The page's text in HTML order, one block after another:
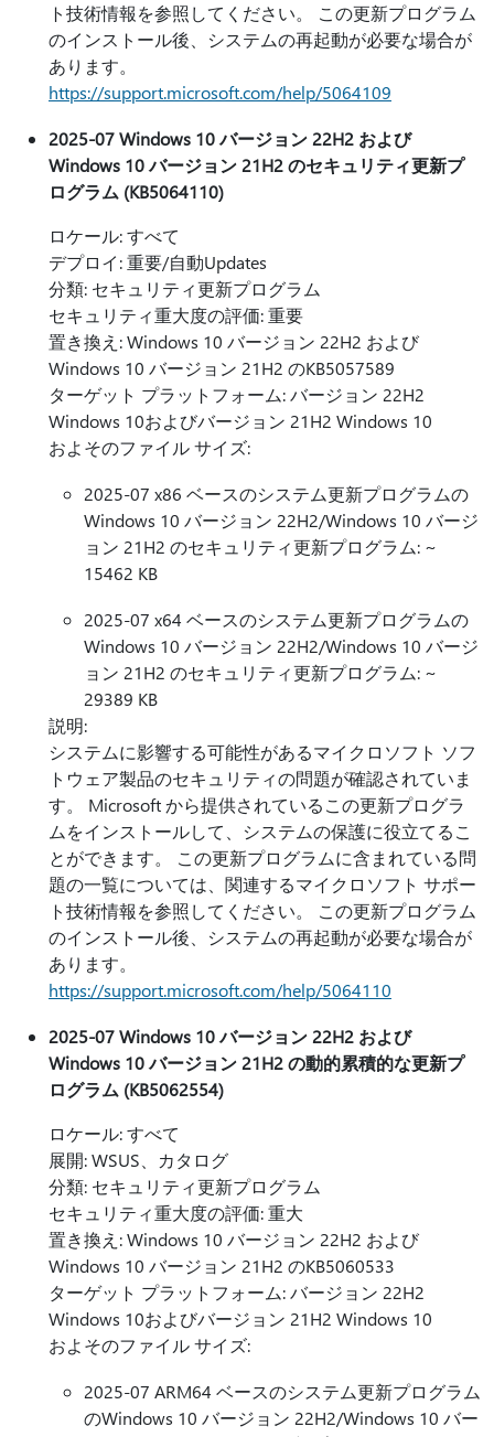
ト技術情報を参照してください。 この更新プログラム
のインストール後、システムの再起動が必要な場合が
あります。
https://support.microsoft.com/help/5064109
2025-07 Windows 10 バージョン 22H2 および
Windows 10 バージョン 21H2 のセキュリティ更新プ
ログラム (KB5064110)
ロケール: すべて
デプロイ: 重要/自動Updates
分類: セキュリティ更新プログラム
セキュリティ重大度の評価: 重要
置き換え: Windows 10 バージョン 22H2 および
Windows 10 バージョン 21H2 のKB5057589
ターゲット プラットフォーム: バージョン 22H2
Windows 10およびバージョン 21H2 Windows 10
およそのファイル サイズ:
2025-07 x86 ベースのシステム更新プログラムの
Windows 10 バージョン 22H2/Windows 10 バージ
ョン 21H2 のセキュリティ更新プログラム: ~
15462 KB
2025-07 x64 ベースのシステム更新プログラムの
Windows 10 バージョン 22H2/Windows 10 バージ
ョン 21H2 のセキュリティ更新プログラム: ~
29389 KB
説明:
システムに影響する可能性があるマイクロソフト ソフ
トウェア製品のセキュリティの問題が確認されていま
す。 Microsoft から提供されているこの更新プログラ
ムをインストールして、システムの保護に役立てるこ
とができます。 この更新プログラムに含まれている問
題の一覧については、関連するマイクロソフト サポー
ト技術情報を参照してください。 この更新プログラム
のインストール後、システムの再起動が必要な場合が
あります。
https://support.microsoft.com/help/5064110
2025-07 Windows 10 バージョン 22H2 および
Windows 10 バージョン 21H2 の動的累積的な更新プ
ログラム (KB5062554)
ロケール: すべて
展開: WSUS、カタログ
分類: セキュリティ更新プログラム
セキュリティ重大度の評価: 重大
置き換え: Windows 10 バージョン 22H2 および
Windows 10 バージョン 21H2 のKB5060533
ターゲット プラットフォーム: バージョン 22H2
Windows 10およびバージョン 21H2 Windows 10
およそのファイル サイズ:
2025-07 ARM64 ベースのシステム更新プログラム
のWindows 10 バージョン 22H2/Windows 10 バー